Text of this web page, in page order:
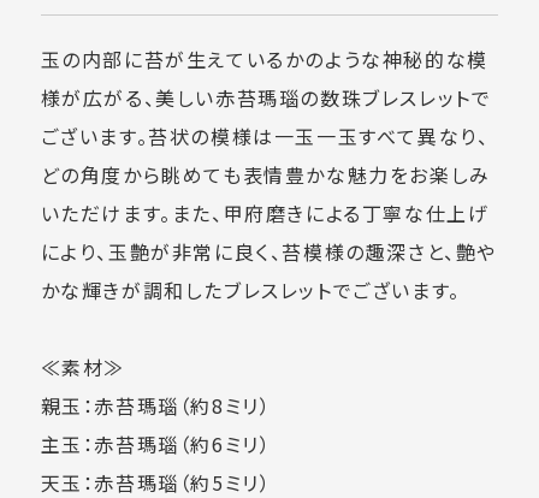
玉の内部に苔が生えているかのような神秘的な模
様が広がる、美しい赤苔瑪瑙の数珠ブレスレットで
ございます。苔状の模様は一玉一玉すべて異なり、
どの角度から眺めても表情豊かな魅力をお楽しみ
いただけます。また、甲府磨きによる丁寧な仕上げ
により、玉艶が非常に良く、苔模様の趣深さと、艶や
かな輝きが調和したブレスレットでございます。
≪素材≫
親玉：赤苔瑪瑙（約8ミリ）
主玉：赤苔瑪瑙（約6ミリ）
天玉：赤苔瑪瑙（約5ミリ）